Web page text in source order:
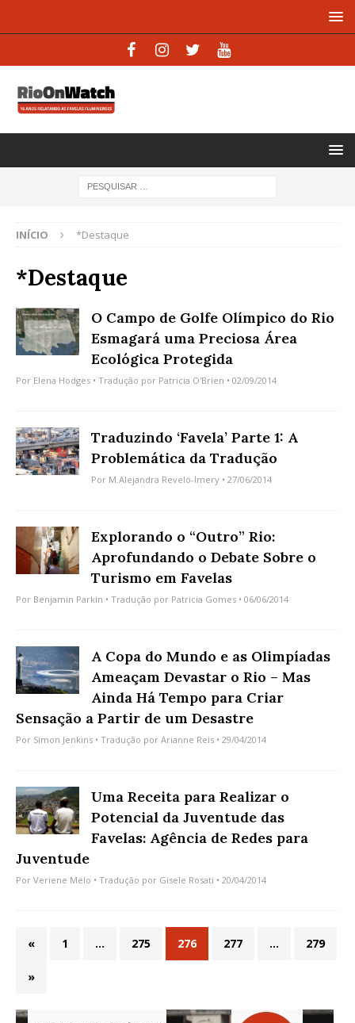
INÍCIO *Destaque
*Destaque
O Campo de Golfe Olímpico do Rio
Esmagará uma Preciosa Área
Ecológica Protegida
Por Elena Hodges • Tradução por Patricia O'Brien • 02/09/2014
Traduzindo ‘Favela’ Parte 1: A
Problemática da Tradução
Por M.Alejandra Revelo-Imery • 27/06/2014
Explorando o “Outro” Rio:
Aprofundando o Debate Sobre o
Turismo em Favelas
Por Benjamin Parkin • Tradução por Patricia Gomes • 06/06/2014
A Copa do Mundo e as Olimpíadas
Ameaçam Devastar o Rio – Mas
Ainda Há Tempo para Criar
Sensação a Partir de um Desastre
Por Simon Jenkins • Tradução por Arianne Reis • 29/04/2014
Uma Receita para Realizar o
Potencial da Juventude das
Favelas: Agência de Redes para
Juventude
Por Veriene Melo • Tradução por Gisele Rosati • 20/04/2014
« 1 … 275 276 277 … 279
»